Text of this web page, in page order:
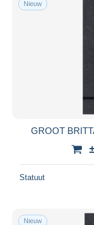
Gratis levering
iDeal
Nieuw
GROOT
Statuut
Nieuw